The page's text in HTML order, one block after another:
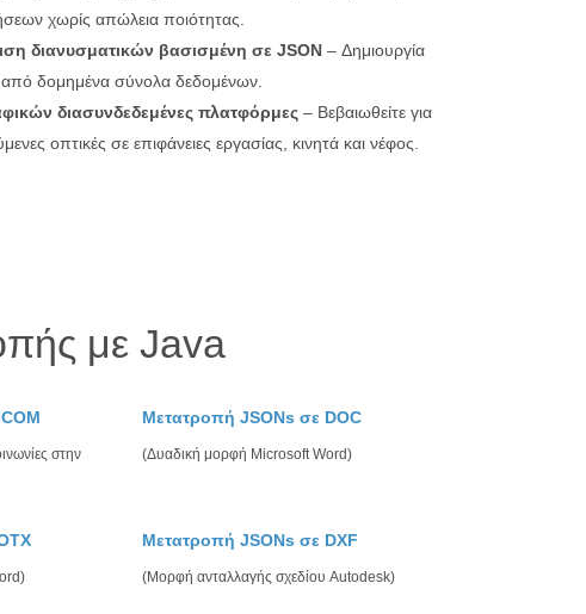
χωρίς απώλεια ποιότητας.
διανυσματικών βασισμένη σε JSON – Δημιουργία
δομημένα σύνολα δεδομένων.
διασυνδεδεμένες πλατφόρμες – Βεβαιωθείτε για
οπτικές σε επιφάνειες εργασίας, κινητά και νέφος.
με Java
στην
Μετατροπή JSONs σε DOC
(Δυαδική μορφή Microsoft Word)
Μετατροπή JSONs σε DXF
(Μορφή ανταλλαγής σχεδίου Autodesk)